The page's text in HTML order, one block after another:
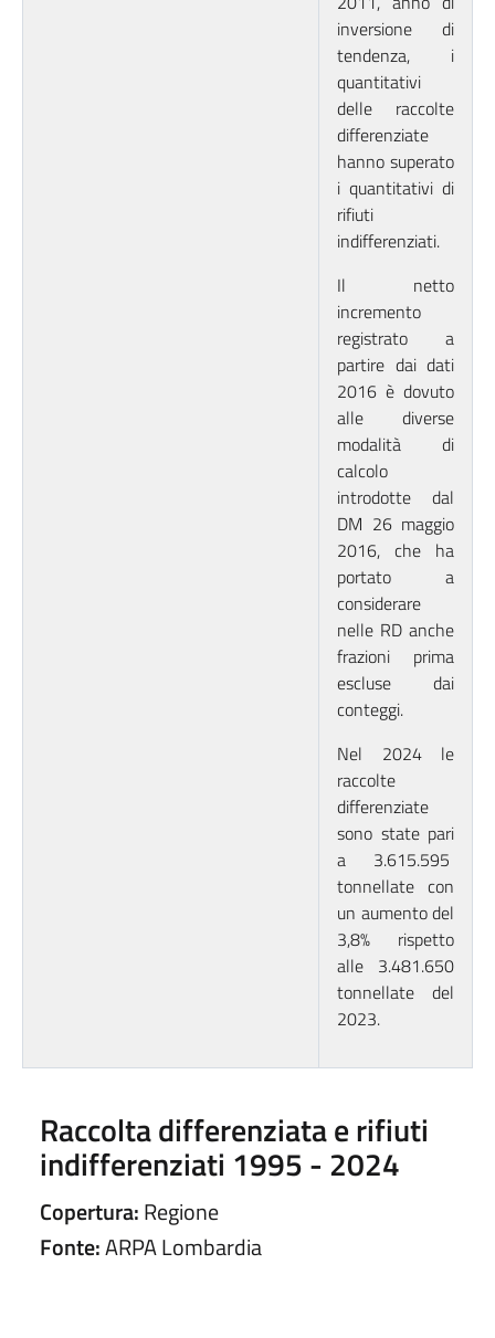
inversione di
tendenza, i
quantitativi
delle raccolte
differenziate
hanno superato
i quantitativi di
rifiuti
indifferenziati.
Il netto
incremento
registrato a
partire dai dati
2016 è dovuto
alle diverse
modalità di
calcolo
introdotte dal
DM 26 maggio
2016, che ha
portato a
considerare
nelle RD anche
frazioni prima
escluse dai
conteggi.
Nel 2024 le
raccolte
differenziate
sono state pari
a 3.615.595
tonnellate con
un aumento del
3,8% rispetto
alle 3.481.650
tonnellate del
2023.
Raccolta differenziata e rifiuti
indifferenziati 1995 - 2024
Copertura:Regione
Fonte:ARPA Lombardia